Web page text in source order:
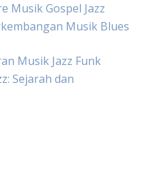
Musik Gospel Jazz
Musik Blues
Musik Jazz Funk
Sejarah dan